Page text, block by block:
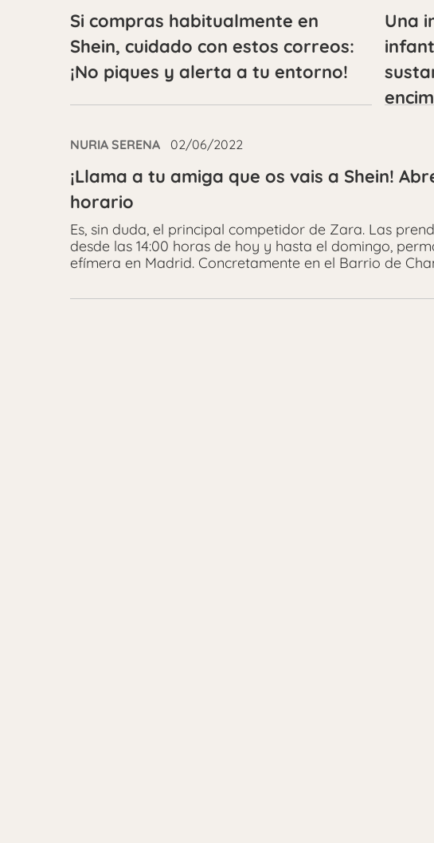
Si compras habitualmente en
Shein, cuidado con estos correos:
¡No piques y alerta a tu entorno!
Una
NURIA SERENA 02/06/2022
¡Llama a tu amiga que os vais a Shein!
horario
Es, sin duda, el principal competidor de Zara. Las
desde las 14:00 horas de hoy y hasta el domingo,
efímera en Madrid. Concretamente en el Barrio de